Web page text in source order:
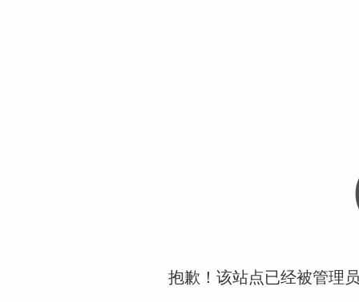
抱歉！该站点已经被管理